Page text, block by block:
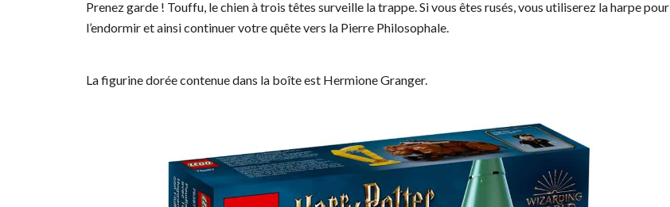
Prenez garde ! Touffu, le chien à trois têtes surveille la trappe. Si vous êtes rusés, vous utiliserez la harpe pour
l’endormir et ainsi continuer votre quête vers la Pierre Philosophale.
La figurine dorée contenue dans la boîte est Hermione Granger.